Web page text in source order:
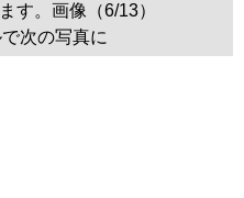
す。画像（6/13）
次の写真に